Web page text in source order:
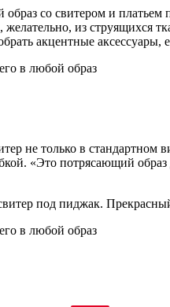
со свитером и платьем
из струящихся
акцентные аксессуары,
не только в
«Это потрясающий
под пиджак.